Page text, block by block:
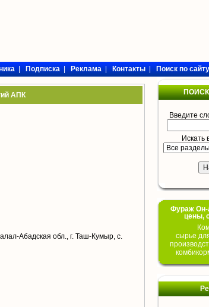
|Подписка|Реклама|Контакты|Поиск по сайту
АПК
Абадская обл., г. Таш-Кумыр, с.
Введите
Искать
Фураж Он-
цены,
сырье